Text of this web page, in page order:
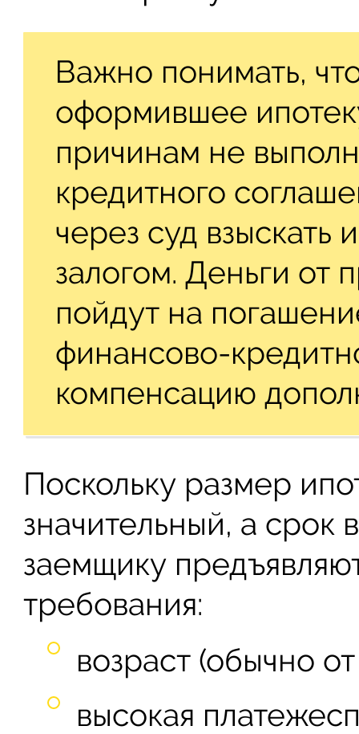
Важно понимать,
оформившее
причинам не
кредитного
через суд
залогом. Деньги от
пойдут на
финансово-
компенсацию
Поскольку размер
значительный, а срок
заемщику
требования:
возраст (обычно
высокая